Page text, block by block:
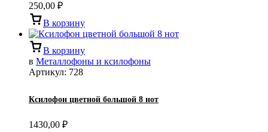
250,00 ₽
В корзину
В корзину
в Металлофоны и ксилофоны
Артикул: 728
Ксилофон цветной большой 8 нот
1430,00 ₽